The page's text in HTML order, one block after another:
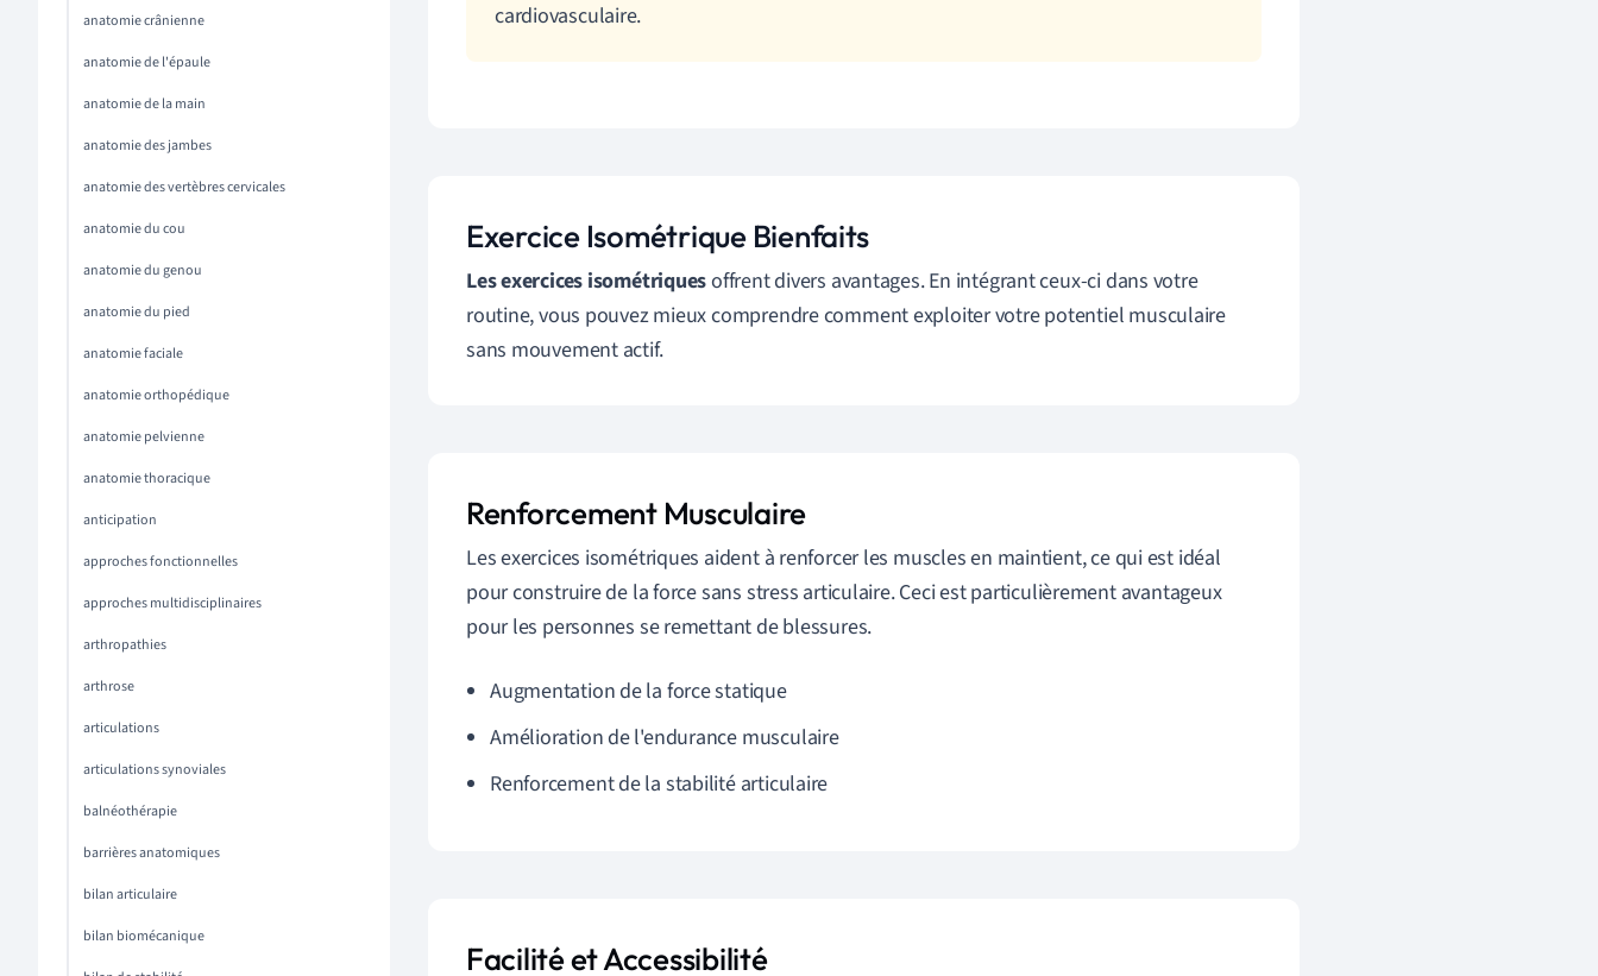
anatomie crânienne
anatomie de l'épaule
anatomie de la main
anatomie des jambes
anatomie des vertèbres cervicales
anatomie du cou
anatomie du genou
anatomie du pied
anatomie faciale
anatomie orthopédique
anatomie pelvienne
anatomie thoracique
anticipation
approches fonctionnelles
approches multidisciplinaires
arthropathies
arthrose
articulations
articulations synoviales
balnéothérapie
barrières anatomiques
bilan articulaire
bilan biomécanique
cardiovasculaire.
Exercice Isométrique Bienfaits
Les exercices isométriquesoffrent divers avantages. En intégrant ceux-ci dans votre
routine, vous pouvez mieux comprendre comment exploiter votre potentiel musculaire
sans mouvement actif.
Renforcement Musculaire
Les exercices isométriques aident à renforcer les muscles en maintient, ce qui est idéal
pour construire de la force sans stress articulaire. Ceci est particulièrement avantageux
pour les personnes se remettant de blessures.
Augmentation de la force statique
Amélioration de l'endurance musculaire
Renforcement de la stabilité articulaire
Facilité et Accessibilité